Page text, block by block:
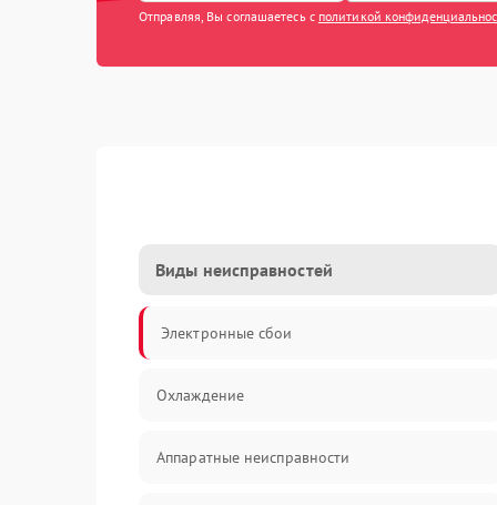
Отправляя, Вы соглашаетесь с политикой
Виды неисправностей
Электронные сбои
Охлаждение
Аппаратные неисправности